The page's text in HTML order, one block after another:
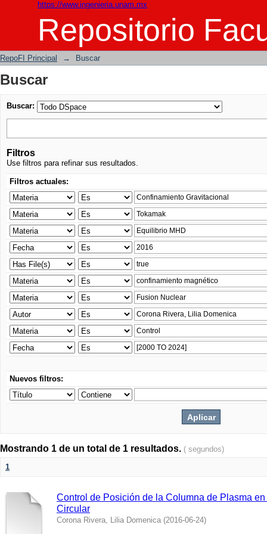
https://www.ingenieria.unam.mx
Repositorio
Buscar
RepoFI Principal → Buscar
Buscar
Buscar:
Filtros
Use filtros para refinar sus resultados.
Filtros actuales:
Nuevos filtros:
Mostrando 1 de un total de 1 resultados. ( segundos)
1
Control de Posición de la Columna de Plasma
Circular
Corona Rivera, Lilia Domenica (2016-06-24)